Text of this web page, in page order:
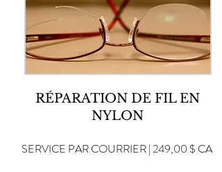
RÉPARATION DE FIL EN
NYLON
SERVICE PAR COURRIER | 249,00 $ CA